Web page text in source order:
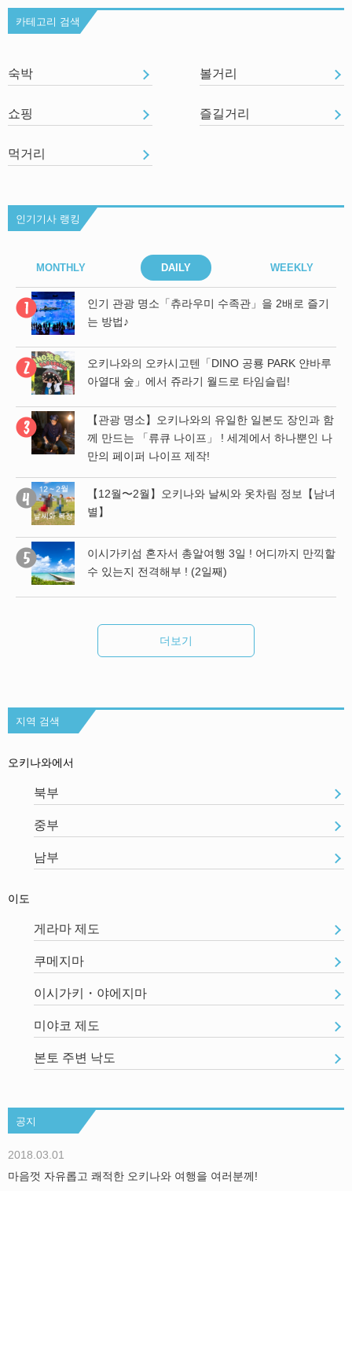
카테고리 검색
숙박 볼거리
쇼핑 즐길거리
먹거리
인기기사 랭킹
MONTHLY DAILY WEEKLY
인기 관광 명소「츄라우미 수족관」을 2배로 즐기
는 방법♪
오키나와의 오카시고텐「DINO 공룡 PARK 얀바루
아열대 숲」에서 쥬라기 월드로 타임슬립!
【관광 명소】오키나와의 유일한 일본도 장인과 함
께 만드는 「류큐 나이프」 ! 세계에서 하나뿐인 나
만의 페이퍼 나이프 제작!
【12월〜2월】오키나와 날씨와 옷차림 정보【남녀
별】
이시가키섬 혼자서 총알여행 3일 ! 어디까지 만끽할
수 있는지 전격해부 ! (2일째)
더보기
지역 검색
오키나와에서
북부
중부
남부
이도
게라마 제도
쿠메지마
이시가키・야에지마
미야코 제도
본토 주변 낙도
공지
2018.03.01
마음껏 자유롭고 쾌적한 오키나와 여행을 여러분께!